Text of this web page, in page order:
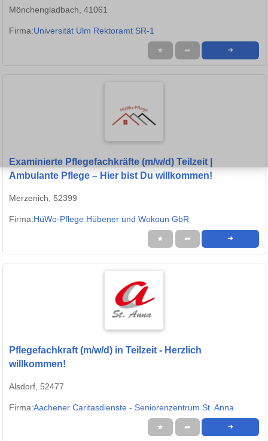
Mönchengladbach, 41061
Firma:Universität Ulm Rektoramt SR-1
★ ➦ ➜
Examinierte Pflegefachkräfte (m/w/d) Teilzeit |
Ambulante Pflege – Hier bist Du willkommen!
Merzenich, 52399
Firma:HüWo-Pflege Hübener und Wokoun GbR
★ ➦ ➜
Pflegefachkraft (m/w/d) in Teilzeit - Herzlich
willkommen!
Alsdorf, 52477
Firma:Aachener Caritasdienste - Seniorenzentrum St. Anna
★ ➦ ➜